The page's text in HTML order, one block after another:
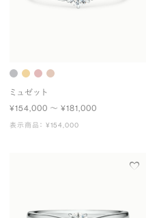
ミュゼット
¥154,000 〜 ¥181,000
表示商品： ¥154,000